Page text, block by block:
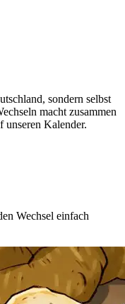
sondern selbst
macht zusammen
unseren Kalender.
Wechsel einfach